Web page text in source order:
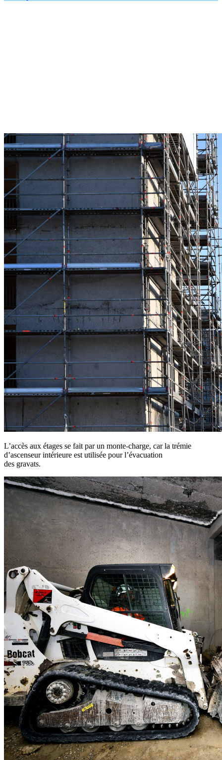
L’accès aux étages se fait par un monte-charge, car la trémie
d’ascenseur intérieure est utilisée pour l’évacuation
des gravats.